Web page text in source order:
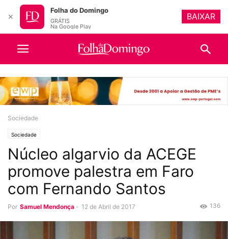
Sociedade
Sociedade
Núcleo algarvio da ACEGE
promove palestra em Faro
com Fernando Santos
Por Samuel Mendonça - 12 de Abril de 2017 136
✕
Folha do Domingo
GRÁTIS
Na Google Play
BAIXAR